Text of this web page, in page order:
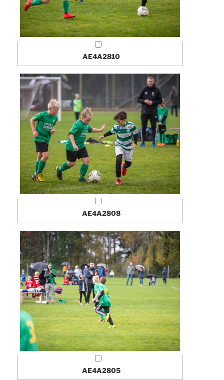
AE4A2810
AE4A2808
AE4A2805